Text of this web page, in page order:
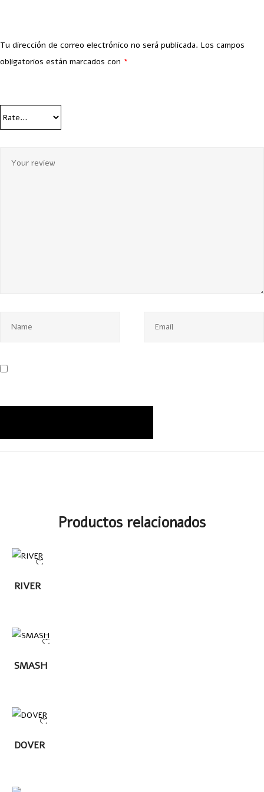
Tu dirección de correo electrónico no será publicada. Los campos
obligatorios están marcados con *
Productos relacionados
MÁS
RIVER
MÁS
SMASH
MÁS
DOVER